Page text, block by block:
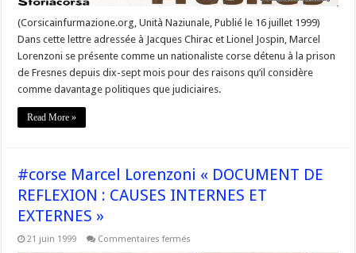
(Corsicainfurmazione.org, Unità Naziunale, Publié le 16 juillet 1999)
Dans cette lettre adressée à Jacques Chirac et Lionel Jospin, Marcel
Lorenzoni se présente comme un nationaliste corse détenu à la prison
de Fresnes depuis dix-sept mois pour des raisons qu’il considère
comme davantage politiques que judiciaires.
Read More »
#corse Marcel Lorenzoni « DOCUMENT DE
REFLEXION : CAUSES INTERNES ET
EXTERNES »
21 juin 1999 Commentaires fermés